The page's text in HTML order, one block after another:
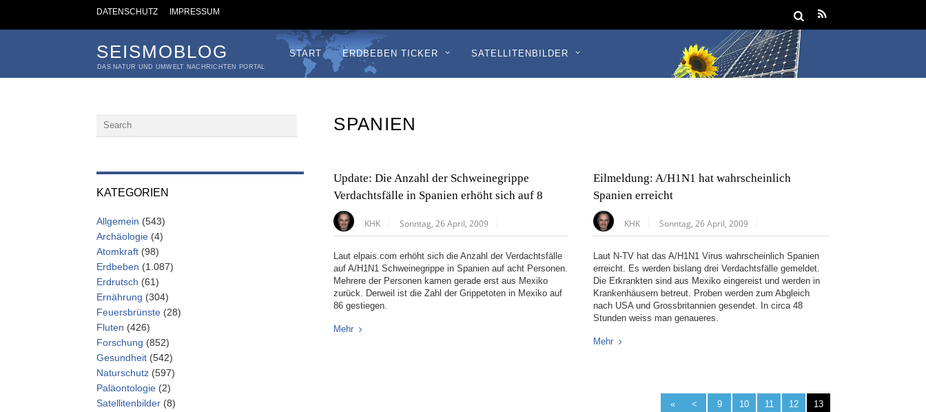
DATENSCHUTZ IMPRESSUM
SEISMOBLOG
DAS NATUR UND UMWELT NACHRICHTEN PORTAL
START ERDBEBEN TICKER SATELLITENBILDER
SPANIEN
Update: Die Anzahl der Schweinegrippe
Verdachtsfälle in Spanien erhöht sich auf 8
KHK Sonntag, 26 April, 2009
Laut elpais.com erhöht sich die Anzahl der Verdachtsfälle
auf A/H1N1 Schweinegrippe in Spanien auf acht Personen.
Mehrere der Personen kamen gerade erst aus Mexiko
zurück. Derweil ist die Zahl der Grippetoten in Mexiko auf
86 gestiegen.
Mehr
Eilmeldung: A/H1N1 hat wahrscheinlich
Spanien erreicht
KHK Sonntag, 26 April, 2009
Laut N-TV hat das A/H1N1 Virus wahrscheinlich Spanien
erreicht. Es werden bislang drei Verdachtsfälle gemeldet.
Die Erkrankten sind aus Mexiko eingereist und werden in
Krankenhäusern betreut. Proben werden zum Abgleich
nach USA und Grossbritannien gesendet. In circa 48
Stunden weiss man genaueres.
Mehr
« < 9 10 11 12 13
KATEGORIEN
Allgemein (543)
Archäologie (4)
Atomkraft (98)
Erdbeben (1.087)
Erdrutsch (61)
Ernährung (304)
Feuersbrünste (28)
Fluten (426)
Forschung (852)
Gesundheit (542)
Naturschutz (597)
Paläontologie (2)
Satellitenbilder (8)